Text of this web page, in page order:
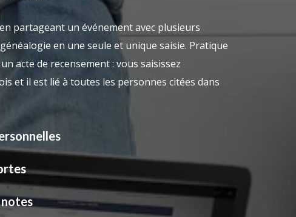
partageant un événement avec plusieurs
en une seule et unique saisie. Pratique
acte de recensement : vous saisissez
et il est lié à toutes les personnes citées dans